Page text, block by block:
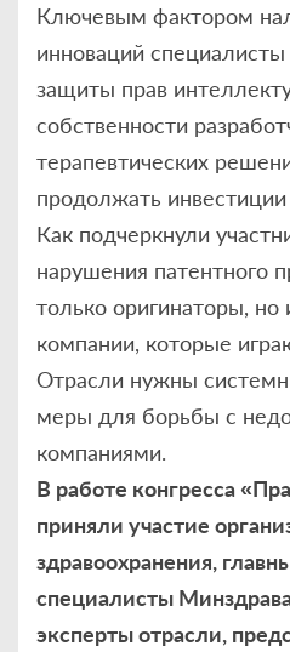
Ключевым фактором
инноваций
защиты прав
собственности
терапевтических
продолжать
Как подчеркнули
нарушения патентного
только оригинаторы,
компании, которые
Отрасли нужны
меры для борьбы с
компаниями.
В работе конгресса
приняли участие
здравоохранения,
специалисты
эксперты отрасли,